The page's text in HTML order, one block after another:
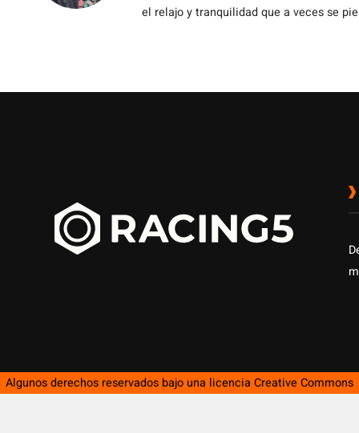
el relajo y tranquilidad que a veces se
Algunos derechos reservados bajo una licencia Creative Commons